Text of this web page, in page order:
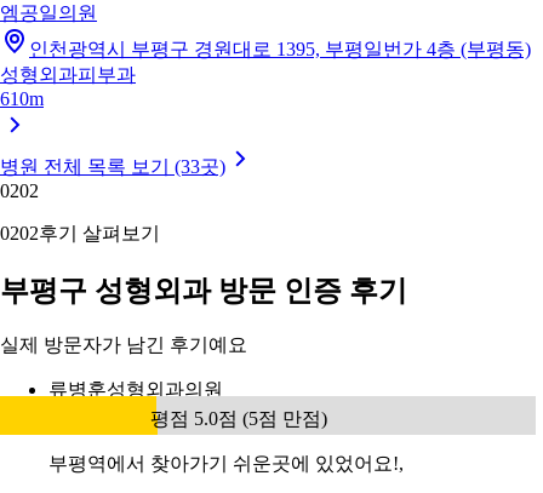
엠공일의원
인천광역시 부평구 경원대로 1395, 부평일번가 4층 (부평동)
성형외과피부과
610m
병원 전체 목록 보기 (33곳)
0202
0202후기 살펴보기
부평구 성형외과 방문 인증 후기
실제 방문자가 남긴 후기예요
류병훈성형외과의원
평점 5.0점 (5점 만점)
부평역에서 찾아가기 쉬운곳에 있었어요!,